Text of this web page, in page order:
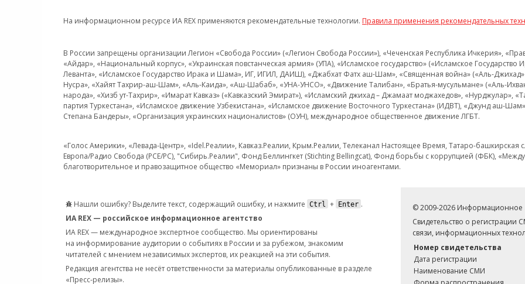
На информационном ресурсе ИА REX применяются рекомендательные технологии. Правила применения рекомендательных
В России запрещены организации Легион «Свобода России» («Легион Свобода России»), «Чеченская Республика Ичкерия»,
«Айдар», «Национальный корпус», «Украинская повстанческая армия» (УПА), «Исламское государство» («Исламское
Леванта», «Исламское Государство Ирака и Шама», ИГ, ИГИЛ, ДАИШ), «Джабхат Фатх аш-Шам», «Священная война» («Аль-Джихад»
Нусра», «Хайят Тахрир-аш-Шам», «Аль-Каида», «Аш-Шабаб», «УНА-УНСО», «Движение Талибан», «Братья-мусульмане» («Аль-
народа», «Хизб ут-Тахрир», «Имарат Кавказ» («Кавказский Эмират»), «Исламский джихад – Джамаат моджахедов», «Нурджулар»,
партия Туркестана», «Исламское движение Узбекистана», «Исламское движение Восточного Туркестана» (ИДВТ), «Джунд аш-
Степана Бандеры», «Организация украинских националистов» (ОУН), международное общественное движение ЛГБТ.
«Голос Америки», «Левада-Центр», «Idel.Реалии», Кавказ.Реалии, Крым.Реалии, Телеканал Настоящее Время, Татаро-
Европа/Радио Свобода (PCE/PC), "Сибирь.Реалии", Фонд Беллингкет (Stichting Bellingcat), Фонд борьбы с коррупцией (ФБК),
благотворительное и правозащитное общество «Мемориал» признаны в России иноагентами.
Нашли ошибку? Выделите текст, содержащий ошибку, и нажмите Ctrl + Enter .
ИА REX — российское информационное агентство
ИА REX — международное экспертное сообщество. Мы ориентированы
на информирование аудитории о событиях в России и за рубежом, знакомим
читателей с мнением независимых экспертов, их реакцией на эти события.
Редакция агентства не несёт ответственности за материалы опубликованные в разделе
«Пресс-релизы».
© 2009-2026 Информационное
Свидетельство о
связи, информационных
Номер свидетельства
Дата регистрации
Наименование СМИ